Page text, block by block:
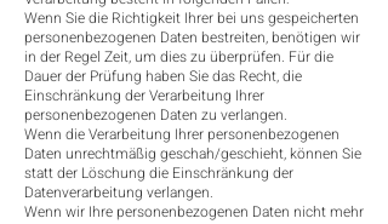
Wenn Sie die Richtigkeit Ihrer bei uns gespeicherten
personenbezogenen Daten bestreiten, benötigen wir
in der Regel Zeit, um dies zu überprüfen. Für die
Dauer der Prüfung haben Sie das Recht, die
Einschränkung der Verarbeitung Ihrer
personenbezogenen Daten zu verlangen.
Wenn die Verarbeitung Ihrer personenbezogenen
Daten unrechtmäßig geschah/geschieht, können Sie
statt der Löschung die Einschränkung der
Datenverarbeitung verlangen.
Wenn wir Ihre personenbezogenen Daten nicht mehr